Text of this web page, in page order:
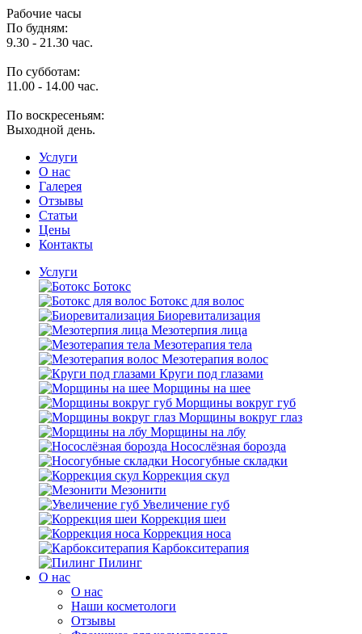
Рабочие часы
По будням:
9.30 - 21.30 час.
По субботам:
11.00 - 14.00 час.
По воскресеньям:
Выходной день.
Услуги
O нас
Галерея
Отзывы
Статьи
Цены
Контакты
Услуги
Ботокс
Ботокс для волос
Биоревитализация
Мезотерпия лица
Мезотерапия тела
Мезотерапия волос
Круги под глазами
Морщины на шее
Морщины вокруг губ
Морщины вокруг глаз
Морщины на лбу
Носослёзная борозда
Носогубные складки
Коррекция скул
Мезонити
Увеличение губ
Коррекция шеи
Коррекция носа
Карбокситерапия
Пилинг
O нас
O нас
Наши косметологи
Отзывы